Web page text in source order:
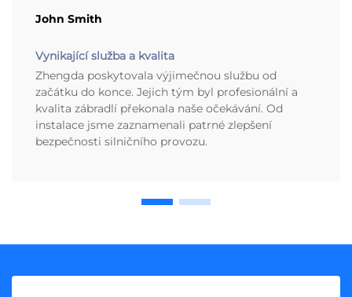
John Smith
Vynikající služba a kvalita
Zhengda poskytovala výjimečnou službu od
začátku do konce. Jejich tým byl profesionální a
kvalita zábradlí překonala naše očekávání. Od
instalace jsme zaznamenali patrné zlepšení
bezpečnosti silničního provozu.